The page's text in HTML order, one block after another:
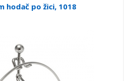
hodač po žici, 1018